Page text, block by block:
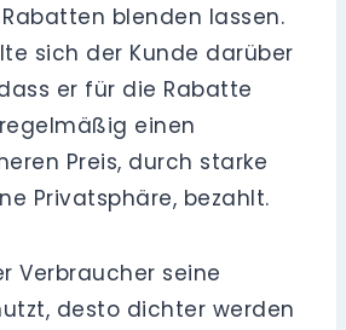
blenden lassen.
sich der Kunde darüber
er für die Rabatte
einen
Preis, durch starke
Privatsphäre, bezahlt.
Verbraucher seine
desto dichter werden